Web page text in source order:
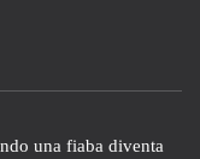
una fiaba diventa